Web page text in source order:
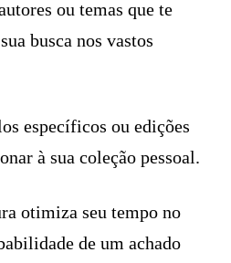
ou temas que te
busca nos vastos
específicos ou edições
à sua coleção pessoal.
otimiza seu tempo no
de um achado